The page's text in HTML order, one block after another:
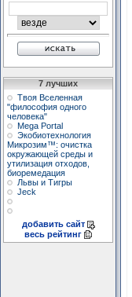
7 лучших
Твоя Вселенная
"философия одного
человека"
Mega Portal
Экобиотехнология
Микрозим™: очистка
окружающей среды и
утилизация отходов,
биоремедация
Львы и Тигры
Jeck
добавить сайт
весь рейтинг